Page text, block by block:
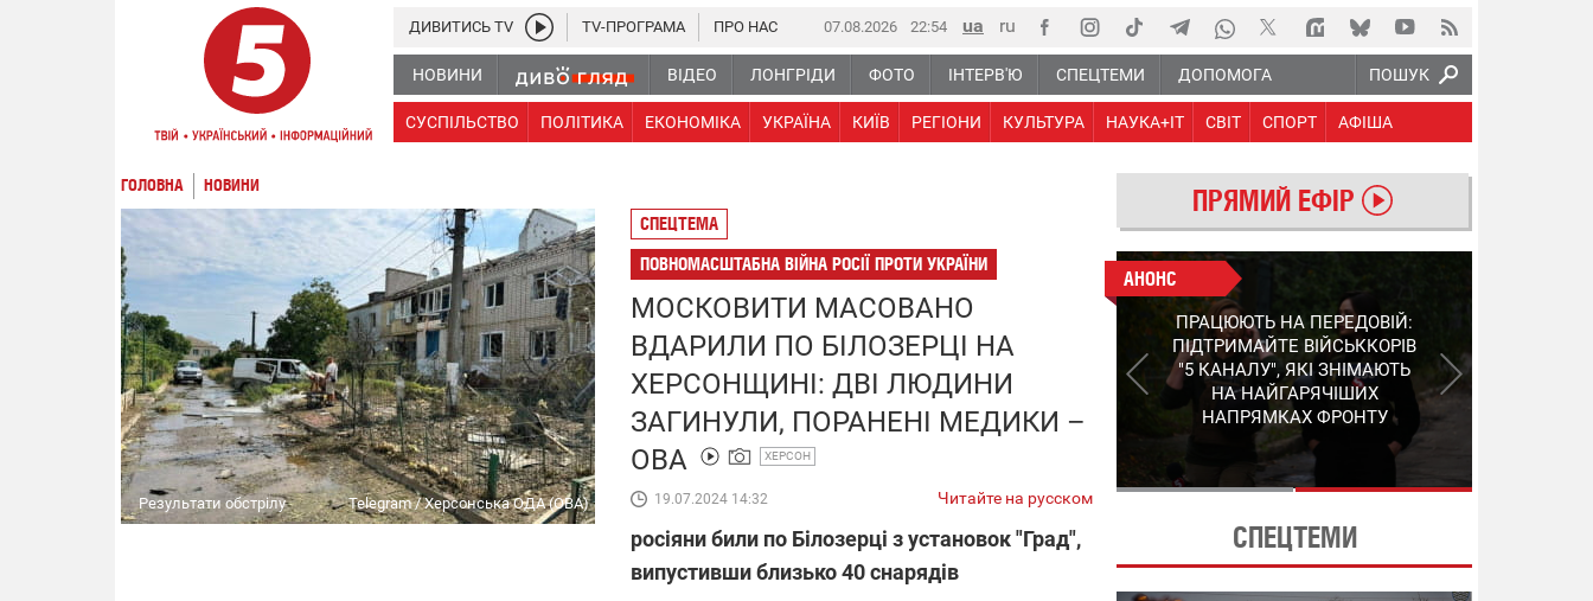
ПОШУК
07.08.2026 22:54
НОВИНИ ВІДЕО ЛОНГРІДИ ФОТО ІНТЕРВ'Ю СПЕЦТЕМИ ДОПОМОГА
СУСПІЛЬСТВО ПОЛІТИКА ЕКОНОМІКА УКРАЇНА КИЇВ РЕГІОНИ КУЛЬТУРА НАУКА+IT СВІТ СПОРТ АФІША
ДИВИТИСЬ TV TV-ПРОГРАМА ПРО НАС
ГОЛОВНА НОВИНИ
Результати обстрілу Telegram / Херсонська ОДА (ОВА)
СПЕЦТЕМА
ПОВНОМАСШТАБНА ВІЙНА РОСІЇ ПРОТИ УКРАЇНИ
МОСКОВИТИ МАСОВАНО
ВДАРИЛИ ПО БІЛОЗЕРЦІ НА
ХЕРСОНЩИНІ: ДВІ ЛЮДИНИ
ЗАГИНУЛИ, ПОРАНЕНІ МЕДИКИ –
ОВА
ХЕРСОН
19.07.2024 14:32 Читайте на русском
росіяни били по Білозерці з установок "Град",
випустивши близько 40 снарядів
ПРЯМИЙ ЕФІР
АНОНС
КІНЕЦЬ ВОРОЖИМ
"МОЛНІЯМ" ТА FPV: ЯК
УКРАЇНСЬКИЙ STEP-3
ЗМІНЮЄ ПРАВИЛА ГРИ –
ПОДРОБИЦІ ПРО
ПЕРЕХОПЛЮВАЧ
АНОНС
ПРАЦЮЮТЬ НА ПЕРЕДОВІЙ:
ПІДТРИМАЙТЕ ВІЙСЬККОРІВ
"5 КАНАЛУ", ЯКІ ЗНІМАЮТЬ
НА НАЙГАРЯЧІШИХ
НАПРЯМКАХ ФРОНТУ
СПЕЦТЕМИ